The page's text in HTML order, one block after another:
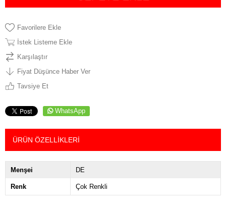
Favorilere Ekle
İstek Listeme Ekle
Karşılaştır
Fiyat Düşünce Haber Ver
Tavsiye Et
WhatsApp
ÜRÜN ÖZELLIKLERI
Menşei DE
Renk Çok Renkli